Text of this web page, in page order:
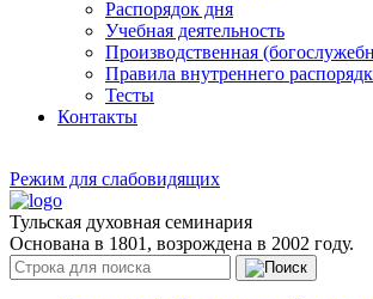
Распорядок дня
Учебная деятельность
Производственная
Правила внутреннего
Тесты
Контакты
Режим для слабовидящих
Тульская духовная семинария
Основана в 1801, возрождена в 2002 году.